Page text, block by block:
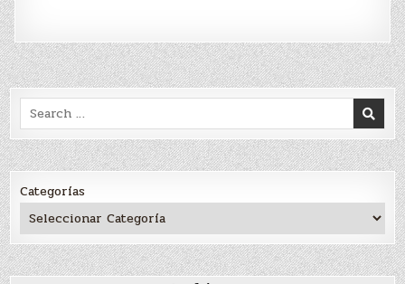
Search
for:
Categorías